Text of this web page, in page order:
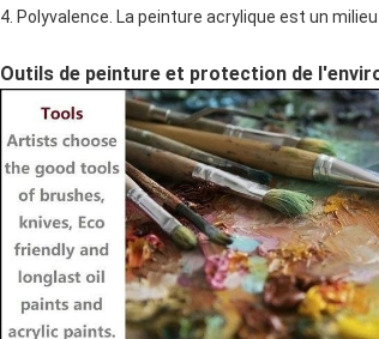
4. Polyvalence. La peinture acrylique est un
Outils de peinture et protection de